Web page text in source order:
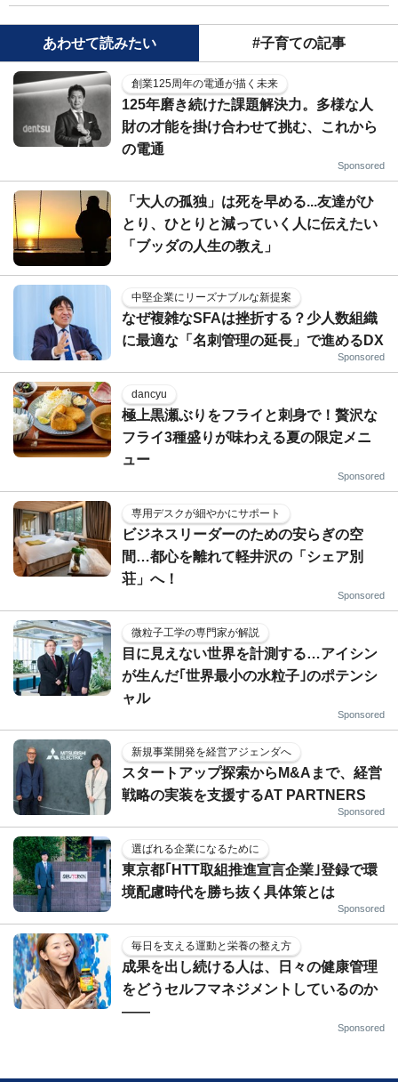
あわせて読みたい #子育ての記事
創業125周年の電通が描く未来
125年磨き続けた課題解決力。多様な人
財の才能を掛け合わせて挑む、これから
の電通
Sponsored
「大人の孤独」は死を早める...友達がひ
とり、ひとりと減っていく人に伝えたい
「ブッダの人生の教え」
中堅企業にリーズナブルな新提案
なぜ複雑なSFAは挫折する？少人数組織
に最適な「名刺管理の延長」で進めるDX
Sponsored
dancyu
極上黒瀬ぶりをフライと刺身で！贅沢な
フライ3種盛りが味わえる夏の限定メニ
ュー
Sponsored
専用デスクが細やかにサポート
ビジネスリーダーのための安らぎの空
間…都心を離れて軽井沢の「シェア別
荘」へ！
Sponsored
微粒子工学の専門家が解説
目に見えない世界を計測する…アイシン
が生んだ｢世界最小の水粒子｣のポテンシ
ャル
Sponsored
新規事業開発を経営アジェンダへ
スタートアップ探索からM&Aまで、経営
戦略の実装を支援するAT PARTNERS
Sponsored
選ばれる企業になるために
東京都｢HTT取組推進宣言企業｣登録で環
境配慮時代を勝ち抜く具体策とは
Sponsored
毎日を支える運動と栄養の整え方
成果を出し続ける人は、日々の健康管理
をどうセルフマネジメントしているのか
——
Sponsored